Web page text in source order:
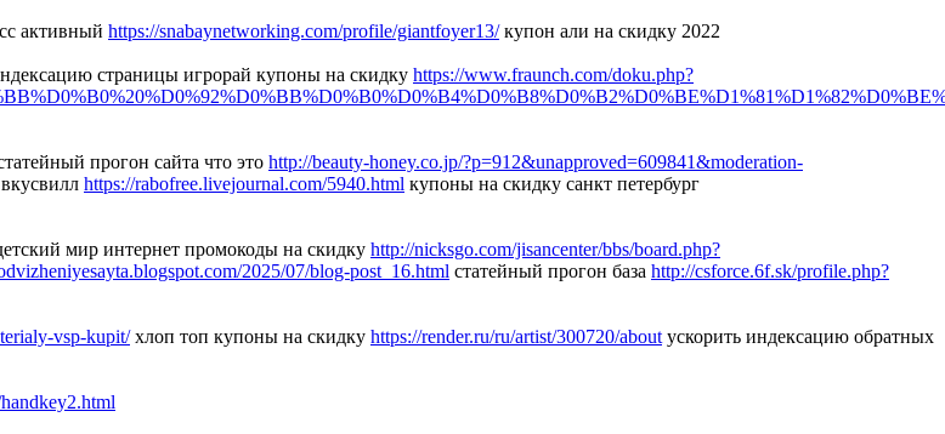
активный https://snabaynetworking.com/profile/giantfoyer13/купон али на скидку 2022
страницы игрорай купоны на скидку https://www.fraunch.com/doku.php?
прогон сайта что это http://beauty-honey.co.jp/?p=912&unapproved=609841&moderation-
https://rabofree.livejournal.com/5940.html купоны на скидку санкт петербург
мир интернет промокоды на скидку http://nicksgo.com/jisancenter/bbs/board.php?
2025/07/blog-post_16.html статейный прогон база http://csforce.6f.sk/profile.php?
vsp-kupit/хлоп топ купоны на скидку https://render.ru/ru/artist/300720/about ускорить индексацию обратных